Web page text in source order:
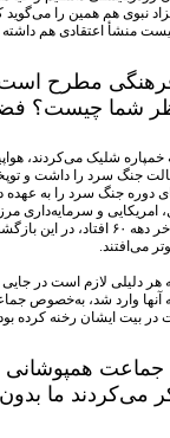
نبوی هم همین را
منشأ اعتقادی هم داشته
۶۰ بحث تهاجم
شما چیست؟
خمپاره شلیک می‌کردند،
جنگ سرد را داشت و
دوره جنگ سرد را به
امریکایی و
می‌شود؟ بنده معتقدم
می‌افتند.
هر دلیلی لازم است در
به آنها وارد شد، به‌خصوص
بیت ایشان رخنه کرده
می‌کردند ما